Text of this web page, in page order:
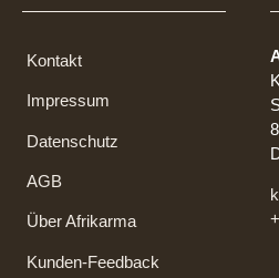
Kontakt
Impressum
Datenschutz
AGB
Über Afrikarma
Kunden-Feedback